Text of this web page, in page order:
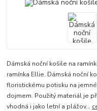
Dámská noční košile na
ramínka Ellie. Dámská noční
floristickému potisku na
dojmem. Použitý materiál je
vhodná i jako letní a plážov...